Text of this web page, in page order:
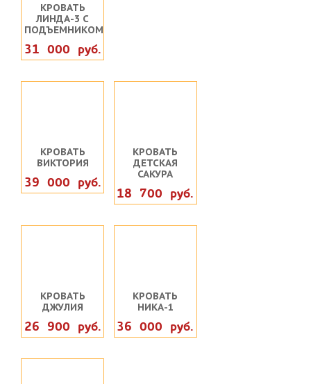
КРОВАТЬ
ЛИНДА-3 С
ПОДЪЕМНИКОМ
31 000 руб.
КРОВАТЬ
ВИКТОРИЯ
39 000 руб.
КРОВАТЬ
ДЕТСКАЯ
САКУРА
18 700 руб.
КРОВАТЬ
ДЖУЛИЯ
26 900 руб.
КРОВАТЬ
НИКА-1
36 000 руб.